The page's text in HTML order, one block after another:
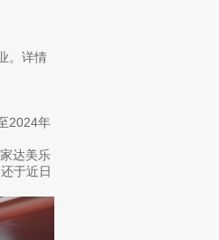
。详情
2024年
达美乐
于近日